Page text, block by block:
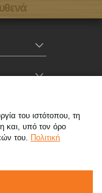
χρέωση),
του ιστότοπου, τη
και, υπό τον όρο
του. Πολιτική